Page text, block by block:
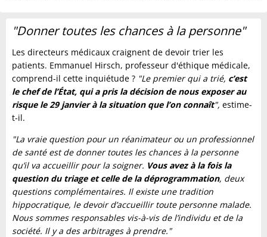
"Donner toutes les chances à la personne"
Les directeurs médicaux craignent de devoir trier les
patients. Emmanuel Hirsch, professeur d'éthique médicale,
comprend-il cette inquiétude ? "Le premier qui a trié, c’est
le chef de l’État, qui a pris la décision de nous exposer au
risque le 29 janvier à la situation que l’on connaît", estime-
t-il.
"La vraie question pour un réanimateur ou un professionnel
de santé est de donner toutes les chances à la personne
qu’il va accueillir pour la soigner. Vous avez à la fois la
question du triage et celle de la déprogrammation, deux
questions complémentaires. Il existe une tradition
hippocratique, le devoir d’accueillir toute personne malade.
Nous sommes responsables vis-à-vis de l’individu et de la
société. Il y a des arbitrages à prendre."